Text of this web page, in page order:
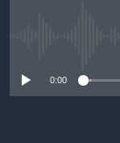
ຊຸມຊົນຊາວລາວ
0:00